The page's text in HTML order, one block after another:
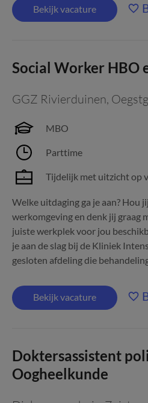
Bekijk vacature
Social Worker HBO
GGZ Rivierduinen,
MBO
Parttime
Tijdelijk met uitzicht op
Welke uitdaging ga je aan? Hou
werkomgeving en denk jij graag
juiste werkplek voor jou
je aan de slag bij de Kliniek
gesloten afdeling die
Bekijk vacature
Doktersassistent
Oogheelkunde